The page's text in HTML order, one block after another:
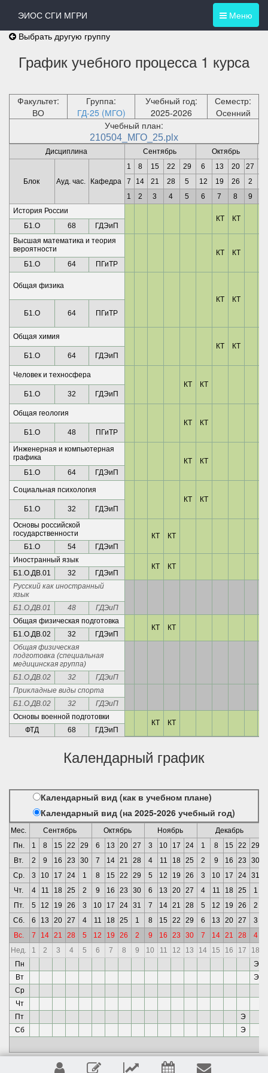
Меню
ЭИОС СГИ МГРИ
Выбрать другую группу
График учебного процесса 1 курса
Факультет:
ВО
Группа:
ГД-25 (МГО)
Учебный год:
2025-2026
Семестр:
Осенний
Учебный план:
210504_МГО_25.plx
Дисциплина Сентябрь Октябрь
Блок Ауд. час. Кафедра
1 8 15 22 29 6 13 20 27
7
14 21 28 5 12 19 26 2
1
2 3 4 5 6 7 8 9
История России
КТ
КТ
Б1.О
68
ГДЭиП
Высшая математика и теория
вероятности
КТ
КТ
Б1.О
64 ПГиТР
Общая физика
КТ
КТ
Б1.О
64 ПГиТР
Общая химия
КТ
КТ
Б1.О
64 ГДЭиП
Человек и техносфера
КТ
КТ
Б1.О
32 ГДЭиП
Общая геология
КТ
КТ
Б1.О
48
ПГиТР
Инженерная и компьютерная
графика
КТ
КТ
Б1.О
64 ГДЭиП
Социальная психология
КТ
КТ
Б1.О
32
ГДЭиП
Основы российской
государственности
КТ
КТ
Б1.О
54
ГДЭиП
Иностранный язык
КТ КТ
Б1.О.ДВ.01 32
ГДЭиП
Русский как иностранный
язык
Б1.О.ДВ.01
48
ГДЭиП
Общая физическая подготовка
КТ КТ
Б1.О.ДВ.02 32
ГДЭиП
Общая физическая
подготовка (специальная
медицинская группа)
Б1.О.ДВ.02
32
ГДЭиП
Прикладные виды спорта
Б1.О.ДВ.02
32
ГДЭиП
Основы военной подготовки
КТ
КТ
ФТД
68 ГДЭиП
Календарный график
Календарный вид (как в учебном плане)
Календарный вид (на 2025-2026 учебный год)
Мес. Сентябрь Октябрь Ноябрь
Декабрь
Пн.
1 8 15 22 29 6 13 20 27 3 10 17 24 1 8 15 22 29
Вт.
2 9 16 23 30 7 14 21 28 4 11 18 25 2 9 16 23 30
Ср.
3 10 17 24 1 8 15 22 29 5 12 19 26 3 10 17 24 31
Чт.
4 11 18 25 2 9 16 23 30 6 13 20 27 4 11 18 25 1
Пт.
5 12 19 26 3 10 17 24 31 7 14 21 28 5 12 19 26 2
Сб.
6 13 20 27 4 11 18 25 1 8 15 22 29 6 13 20 27 3
Вс.
7 14 21 28 5 12 19 26 2 9 16 23 30 7 14 21 28 4
Нед.
1 2 3 4 5 6 7 8 9 10 11 12 13 14 15 16 17 18
Пн
Э
Вт
Э
Ср
Чт
Пт
Э
Сб
Э